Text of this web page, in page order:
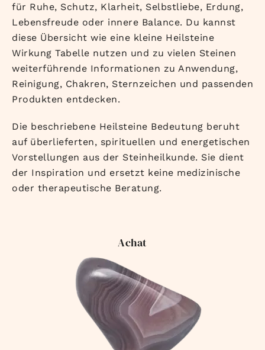
für Ruhe, Schutz, Klarheit, Selbstliebe, Erdung,
Lebensfreude oder innere Balance. Du kannst
diese Übersicht wie eine kleine Heilsteine
Wirkung Tabelle nutzen und zu vielen Steinen
weiterführende Informationen zu Anwendung,
Reinigung, Chakren, Sternzeichen und passenden
Produkten entdecken.
Die beschriebene Heilsteine Bedeutung beruht
auf überlieferten, spirituellen und energetischen
Vorstellungen aus der Steinheilkunde. Sie dient
der Inspiration und ersetzt keine medizinische
oder therapeutische Beratung.
Achat